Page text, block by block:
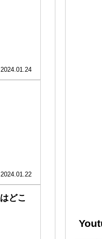
2024.01.24
2024.01.22
どこ